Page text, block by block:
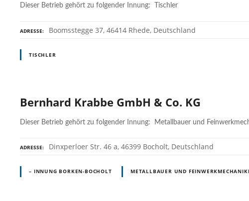
Dieser Betrieb gehört zu folgender Innung: Tischler
ADRESSE Boomsstegge 37, 46414 Rhede, Deutschland
TISCHLER
Bernhard Krabbe GmbH & Co. KG
Dieser Betrieb gehört zu folgender Innung: Metallbauer und
ADRESSE Dinxperloer Str. 46 a, 46399 Bocholt, Deutschland
– INNUNG BORKEN-BOCHOLT METALLBAUER UND